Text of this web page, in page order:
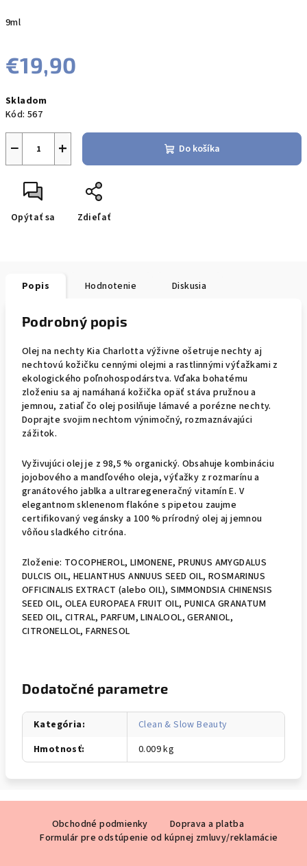
9ml
€19,90
cena:
Skladom
Kód: 567
+
− Do košíka
Opýtať sa Zdieľať
Popis Hodnotenie Diskusia
Podrobný popis
Olej na nechty Kia Charlotta výživne ošetruje nechty aj
nechtovú kožičku cennými olejmi a rastlinnými výťažkami z
ekologického poľnohospodárstva. Vďaka bohatému
zloženiu sa aj namáhaná kožička opäť stáva pružnou a
jemnou, zatiaľ čo olej posilňuje lámavé a porézne nechty.
Doprajte svojim nechtom výnimočný, rozmaznávajúci
zážitok.
Vyživujúci olej je z 98,5 % organický. Obsahuje kombináciu
jojobového a mandľového oleja, výťažky z rozmarínu a
granátového jablka a ultraregeneračný vitamín E. V
elegantnom sklenenom flakóne s pipetou zaujme
certifikovaný vegánsky a 100 % prírodný olej aj jemnou
vôňou sladkého citróna.
Zloženie: TOCOPHEROL, LIMONENE, PRUNUS AMYGDALUS
DULCIS OIL, HELIANTHUS ANNUUS SEED OIL, ROSMARINUS
OFFICINALIS EXTRACT (alebo OIL), SIMMONDSIA CHINENSIS
SEED OIL, OLEA EUROPAEA FRUIT OIL, PUNICA GRANATUM
SEED OIL, CITRAL, PARFUM, LINALOOL, GERANIOL,
CITRONELLOL, FARNESOL
Dodatočné parametre
Kategória:
Clean & Slow Beauty
Hmotnosť: 0.009 kg
Obchodné podmienky
Doprava a platba
Formulár pre odstúpenie od kúpnej zmluvy/reklamácie